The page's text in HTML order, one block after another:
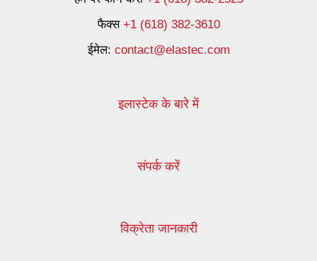
फैक्स +1 (618) 382-3610
ईमेल: contact@elastec.com
इलास्टेक के बारे में
संपर्क करें
विक्रेता जानकारी